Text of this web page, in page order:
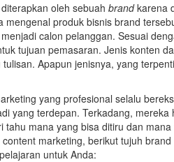
oleh sebuah brandkarena
mengenal produk bisnis brand
calon pelanggan. Sesuai
tujuan pemasaran. Jenis konten
Apapun jenisnya, yang
yang profesional selalu
yang terdepan. Terkadang,
tahu mana yang bisa ditiru dan
marketing, berikut tujuh
untuk Anda: